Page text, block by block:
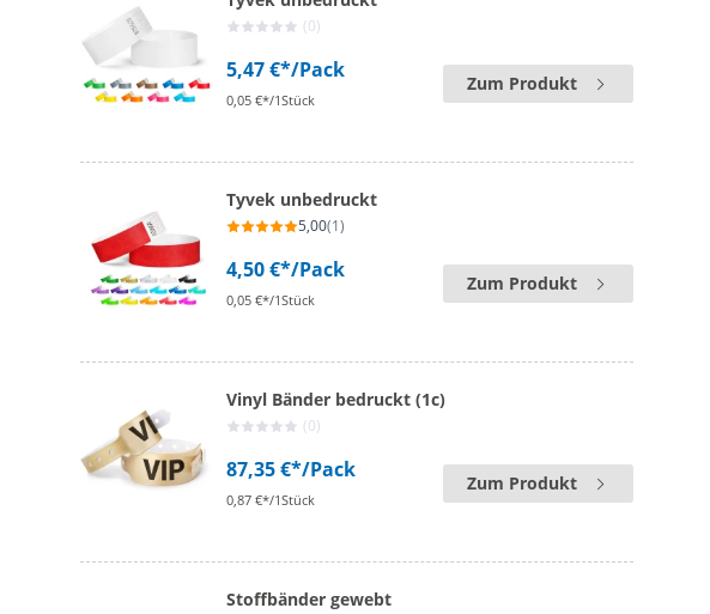
(0)
5,47 €*/Pack
0,05 €*/1Stück
Zum Produkt
Tyvek unbedruckt
5,00(1)
4,50 €*/Pack
0,05 €*/1Stück
Zum Produkt
Vinyl Bänder bedruckt (1c)
(0)
87,35 €*/Pack
0,87 €*/1Stück
Zum Produkt
Stoffbänder gewebt